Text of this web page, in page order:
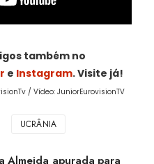
também no
e Instagram. Visite já!
/ Vídeo: JuniorEurovisionTV
UCRÂNIA
Almeida apurada para